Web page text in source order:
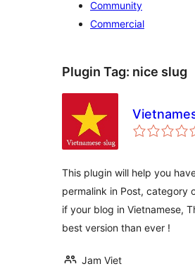
Community
Commercial
Plugin Tag: nice slug
This plugin will help you
permalink in Post, category
if your blog in Vietnamese,
best version than ever !
Jam Viet